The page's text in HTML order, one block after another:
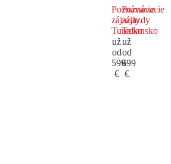
Poznávacie
zájazdy
Turecko
už
od
599
€
Poznávacie
zájazdy
Taliansko
už
od
699
€